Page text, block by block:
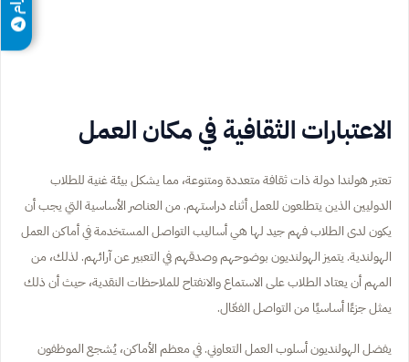
الاعتبارات الثقافية في مكان العمل
تعتبر هولندا دولة ذات ثقافة متعددة ومتنوعة، مما يشكل بيئة غنية للطلاب
الدوليين الذين يتطلعون للعمل أثناء دراستهم. من العناصر الأساسية التي يجب أن
يكون لدى الطلاب فهم جيد لها هي أساليب التواصل المستخدمة في أماكن العمل
الهولندية. يتميز الهولنديون بوضوحهم وصدقهم في التعبير عن آرائهم. لذلك، من
المهم أن يعتاد الطلاب على الاستماع والانفتاح للملاحظات النقدية، حيث أن ذلك
يمثل جزءًا أساسيًا من التواصل الفعّال.
يفضل الهولنديون أسلوب العمل التعاوني. في معظم الأماكن، يُشجع الموظفون